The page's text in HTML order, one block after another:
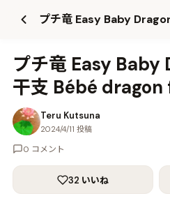
プチ竜 Easy Baby
干支 Bébé dragon
Teru Kutsuna
2024/4/11 投稿
0 コメント
32 いいね